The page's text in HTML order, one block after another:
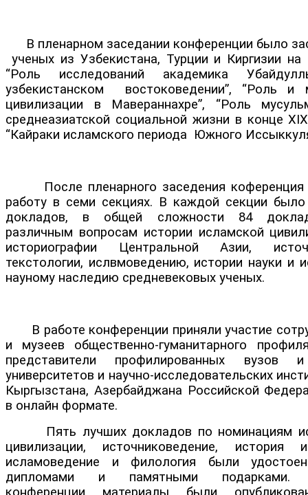
В пленарном заседании конференции было
ученых из Узбекистана, Турции и Киргизии
“Роль исследований академика
узбекистанском востоковедении”, “Роль и
цивилизации в Мавераннахре”, “Роль
среднеазиатской социальной жизни в конце
“Кайраки исламского периода Южного
После пленарного заседения коференция
работу в семи секциях. В каждой секции
докладов, в общей сложности 84
различным вопросам истории исламской
историографии Центральной Азии,
текстологии, ислвмоведению, истории науки и
науному наследию средневековых ученых.
В работе конференции приняли участие
и музеев общественно-гуманитарного
представители профилированных вузов
университетов и научно-исследовательских
Кыргызстана, Азербайджана Российской
в онлайн формате.
Пять лучших докладов по номинациям
цивилизации, источниковедение, история
исламоведение и филология были
дипломами и памятными подарками.
конференции материалы были